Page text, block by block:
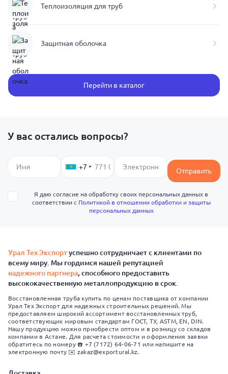
Теплоизоляция для труб
Защитная оболочка
Перейти в каталог
У вас остались вопросы?
+7 Отправить
Я даю согласие на обработку своих персональных данных в
соответствии с Политикой в отношении обработки и защиты
персональных данных
Урал Тех Экспортуспешно сотрудничает с клиентами по
всему миру. Мы гордимся нашей репутацией
надежного партнера, способного предоставить
высококачественную металлопродукцию в срок.
Восстановленная труба купить по ценам поставщика от компании
Урал Тех Экспорт для надежных строительных решений. Мы
предоставляем широкий ассортимент восстановленных труб,
соответствующих мировым стандартам ГОСТ, ТУ, ASTM, EN, DIN.
Нашу продукцию можно приобрести оптом и в розницу со складов
компании в Астане. Для расчета стоимости и оформления заявки
обратитесь по номеру ☎️ +7 (7172) 64-06-71 или напишите на
электронную почту ✉️ zakaz@exportural.kz.